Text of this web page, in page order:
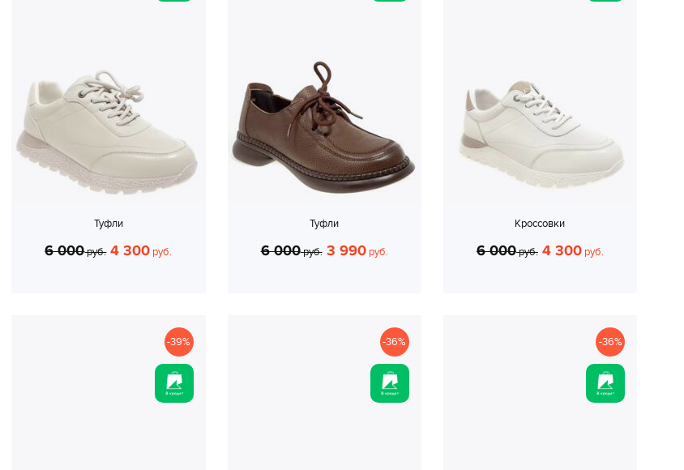
Туфли
6 000руб. 4 300 руб.
Туфли
6 000руб. 3 990руб.
Кроссовки
6 000руб. 4 300руб.
-39% -36% -36%